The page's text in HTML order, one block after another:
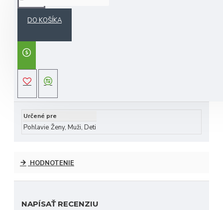
DO KOŠÍKA
pružná, aby zabezpečila krytie vašich palíc
fairway
vysoko kvalitný kryt hlavy
maximálna ochrana
vyrobené z dlhotrvajúcich tkanín
ŠPECIFIKÁCIA
Určené pre
Pohlavie Ženy, Muži, Deti
HODNOTENIE
NAPÍSAŤ RECENZIU